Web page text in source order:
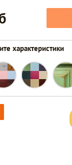
характеристики